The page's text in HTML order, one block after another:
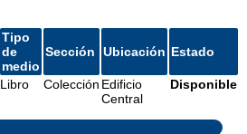
Tipo
de
medio
Sección Ubicación Estado
Libro Colección Edificio
Central
Disponible